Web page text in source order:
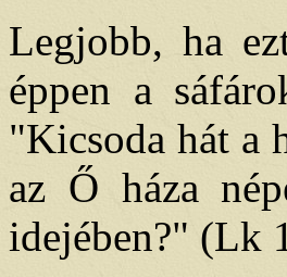
Legjobb, ha
éppen a
"Kicsoda hát a
az Ő háza
idejében?" (Lk